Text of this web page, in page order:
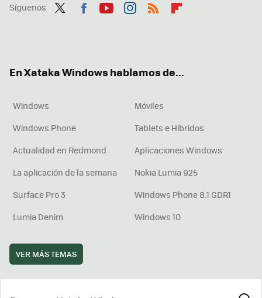
Síguenos
En Xataka Windows hablamos de...
Windows
Móviles
Windows Phone
Tablets e Híbridos
Actualidad en Redmond
Aplicaciones Windows
La aplicación de la semana
Nokia Lumia 925
Surface Pro 3
Windows Phone 8.1 GDR1
Lumia Denim
Windows 10
VER MÁS TEMAS